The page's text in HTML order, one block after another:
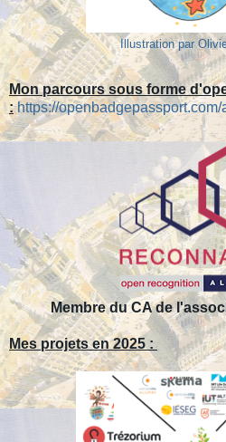
Illustration par
Mon parcours sous forme
: https://
Membre du CA de
Mes projets en 2025 :